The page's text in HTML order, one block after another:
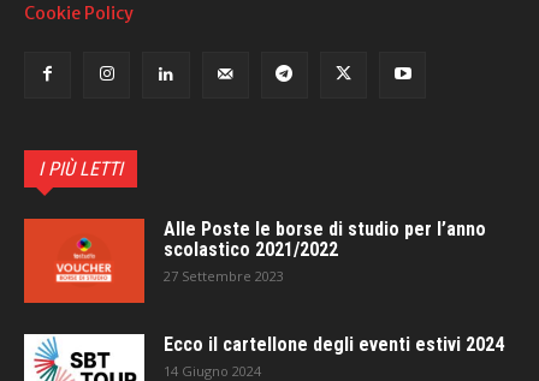
Cookie Policy
I PIÙ LETTI
Alle Poste le borse di studio per l’anno
scolastico 2021/2022
27 Settembre 2023
Ecco il cartellone degli eventi estivi 2024
14 Giugno 2024